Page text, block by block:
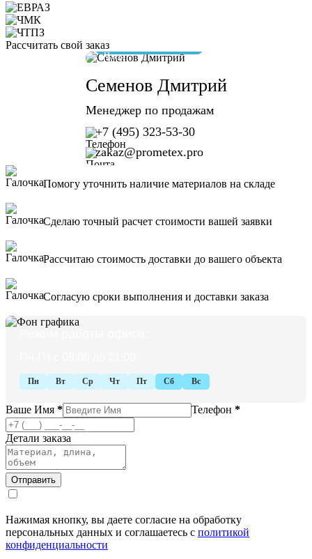
Рассчитать свой заказ
Семенов Дмитрий
Менеджер по продажам
+7 (495) 323-53-30
zakaz@prometex.pro
Ваше Имя * Телефон *
Детали заказа
Нажимая кнопку, вы даете согласие на обработку
персональных данных и соглашаетесь с политикой
конфиденциальности
Помогу уточнить наличие материалов на складе
Сделаю точный расчет стоимости вашей заявки
Рассчитаю стоимость доставки до вашего объекта
Согласую сроки выполнения и доставки заказа
Пн Вт Ср Чт Пт Сб Вс